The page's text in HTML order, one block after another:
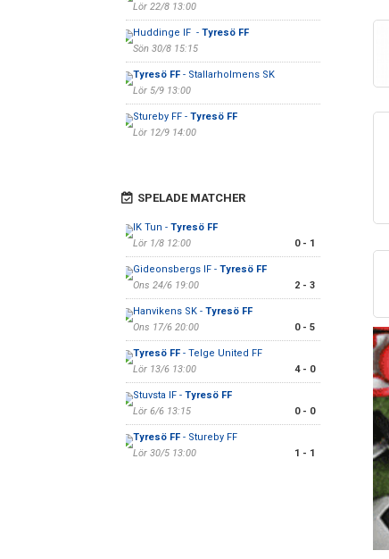
Lör 22/8 13:00
Huddinge IF - Tyresö FF
Sön 30/8 15:15
Tyresö FF- Stallarholmens SK
Lör 5/9 13:00
Stureby FF - Tyresö FF
Lör 12/9 14:00
SPELADE MATCHER
IK Tun - Tyresö FF
Lör 1/8 12:00
0 - 1
Gideonsbergs IF - Tyresö FF
Ons 24/6 19:00
2 - 3
Hanvikens SK - Tyresö FF
Ons 17/6 20:00
0 - 5
Tyresö FF- Telge United FF
Lör 13/6 13:00
4 - 0
Stuvsta IF - Tyresö FF
Lör 6/6 13:15
0 - 0
Tyresö FF- Stureby FF
Lör 30/5 13:00
1 - 1